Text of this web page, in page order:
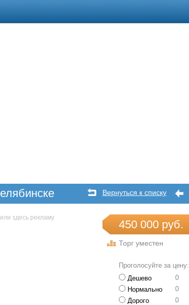
Вернуться к списку
450 000 руб.
Торг уместен
Проголосуйте за цену:
0
Дешево
0
Нормально
0
Дорого
здесь рекламу